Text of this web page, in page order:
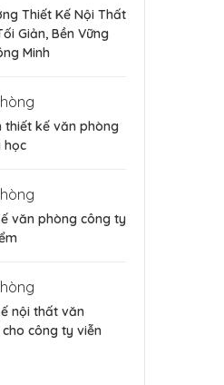
Thiết Kế Nội Thất
Giản, Bền Vững
Minh
thiết kế văn phòng
học
văn phòng công ty
nội thất văn
công ty viễn